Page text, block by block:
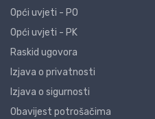
Opći uvjeti - PO
Opći uvjeti - PK
Raskid ugovora
Izjava o privatnosti
Izjava o sigurnosti
Obavijest potrošačima